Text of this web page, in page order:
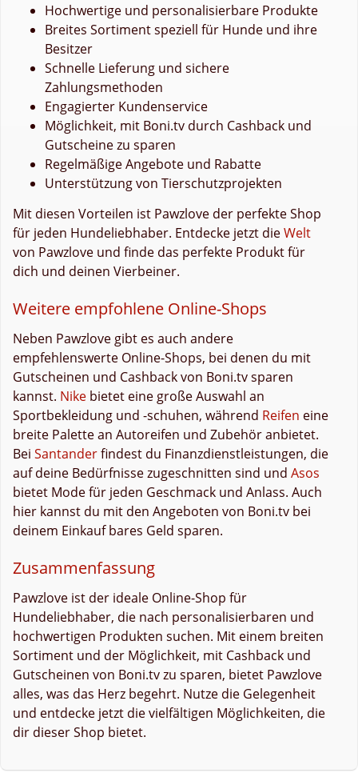
Hochwertige und personalisierbare Produkte
Breites Sortiment speziell für Hunde und ihre
Besitzer
Schnelle Lieferung und sichere
Zahlungsmethoden
Engagierter Kundenservice
Möglichkeit, mit Boni.tv durch Cashback und
Gutscheine zu sparen
Regelmäßige Angebote und Rabatte
Unterstützung von Tierschutzprojekten
Mit diesen Vorteilen ist Pawzlove der perfekte Shop
für jeden Hundeliebhaber. Entdecke jetzt dieWelt
von Pawzlove und finde das perfekte Produkt für
dich und deinen Vierbeiner.
Weitere empfohlene Online-Shops
Neben Pawzlove gibt es auch andere
empfehlenswerte Online-Shops, bei denen du mit
Gutscheinen und Cashback von Boni.tv sparen
kannst. Nike bietet eine große Auswahl an
Sportbekleidung und -schuhen, während Reifen eine
breite Palette an Autoreifen und Zubehör anbietet.
Bei Santanderfindest du Finanzdienstleistungen, die
auf deine Bedürfnisse zugeschnitten sind und Asos
bietet Mode für jeden Geschmack und Anlass. Auch
hier kannst du mit den Angeboten von Boni.tv bei
deinem Einkauf bares Geld sparen.
Zusammenfassung
Pawzlove ist der ideale Online-Shop für
Hundeliebhaber, die nach personalisierbaren und
hochwertigen Produkten suchen. Mit einem breiten
Sortiment und der Möglichkeit, mit Cashback und
Gutscheinen von Boni.tv zu sparen, bietet Pawzlove
alles, was das Herz begehrt. Nutze die Gelegenheit
und entdecke jetzt die vielfältigen Möglichkeiten, die
dir dieser Shop bietet.